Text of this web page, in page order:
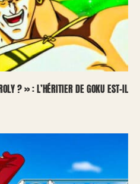
? » : L’HÉRITIER DE GOKU EST-IL